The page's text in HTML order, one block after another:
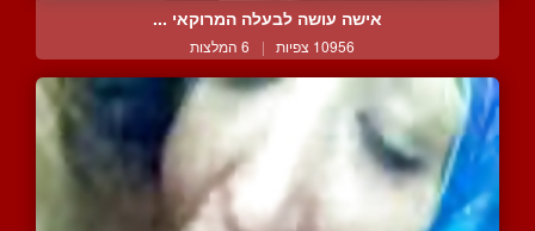
אישה עושה לבעלה המרוקאי ...
10956 צפיות | 6 המלצות